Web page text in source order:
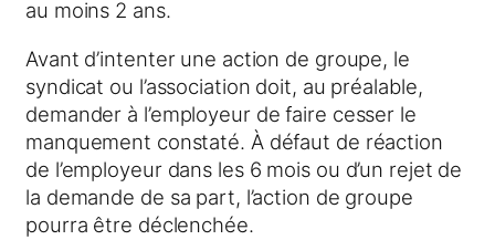
au moins 2 ans.
Avant d’intenter une action de groupe, le
syndicat ou l’association doit, au préalable,
demander à l’employeur de faire cesser le
manquement constaté. À défaut de réaction
de l’employeur dans les 6 mois ou d’un rejet de
la demande de sa part, l’action de groupe
pourra être déclenchée.